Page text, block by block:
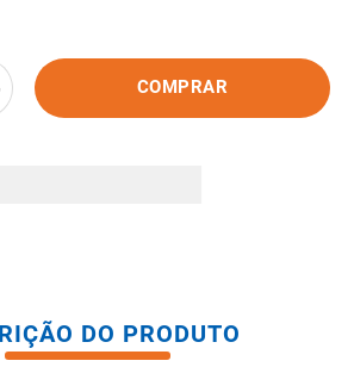
COMPRAR
DO PRODUTO